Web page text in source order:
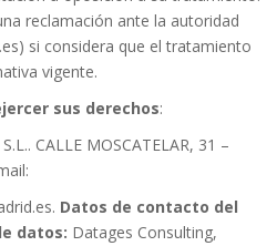
reclamación ante la autoridad
si considera que el tratamiento
vigente.
sus derechos:
CALLE MOSCATELAR, 31 –
Datos de contacto del
datos: Datages Consulting,